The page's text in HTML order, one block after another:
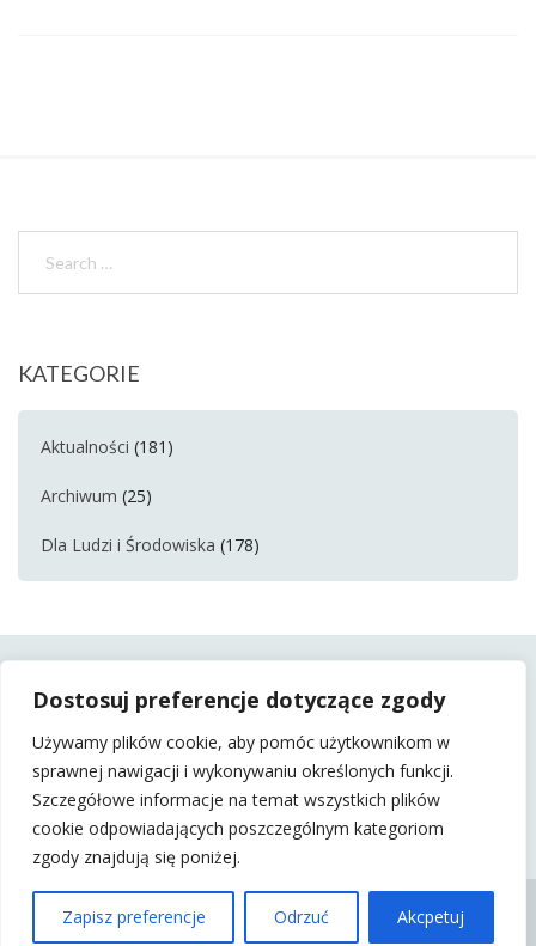
Dostosuj preferencje dotyczące zgody
Używamy plików cookie, aby pomóc użytkownikom w
sprawnej nawigacji i wykonywaniu określonych funkcji.
Szczegółowe informacje na temat wszystkich plików
cookie odpowiadających poszczególnym kategoriom
zgody znajdują się poniżej.
Zapisz preferencje Odrzuć Akcpetuj
KATEGORIE
Aktualności (181)
Archiwum (25)
Dla Ludzi i Środowiska (178)
WSZELKIE PRAWA
ZASTRZEŻONE